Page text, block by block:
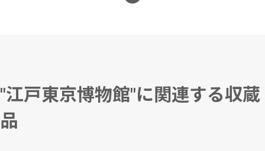
"江戸東京博物館"に関連する収蔵
品